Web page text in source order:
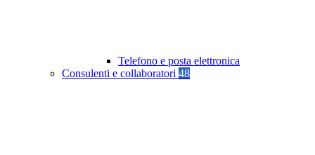
Telefono e posta elettronica
Consulenti e collaboratori 48